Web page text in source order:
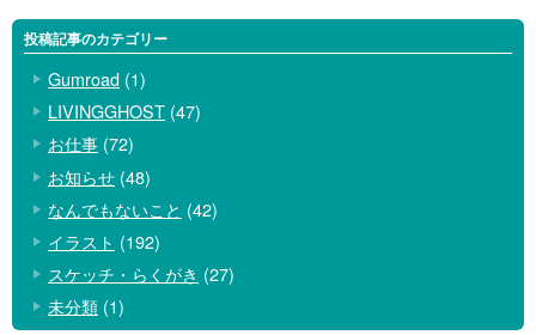
投稿記事のカテゴリー
Gumroad (1)
LIVINGGHOST (47)
お仕事 (72)
お知らせ (48)
なんでもないこと (42)
イラスト (192)
スケッチ・らくがき (27)
未分類 (1)